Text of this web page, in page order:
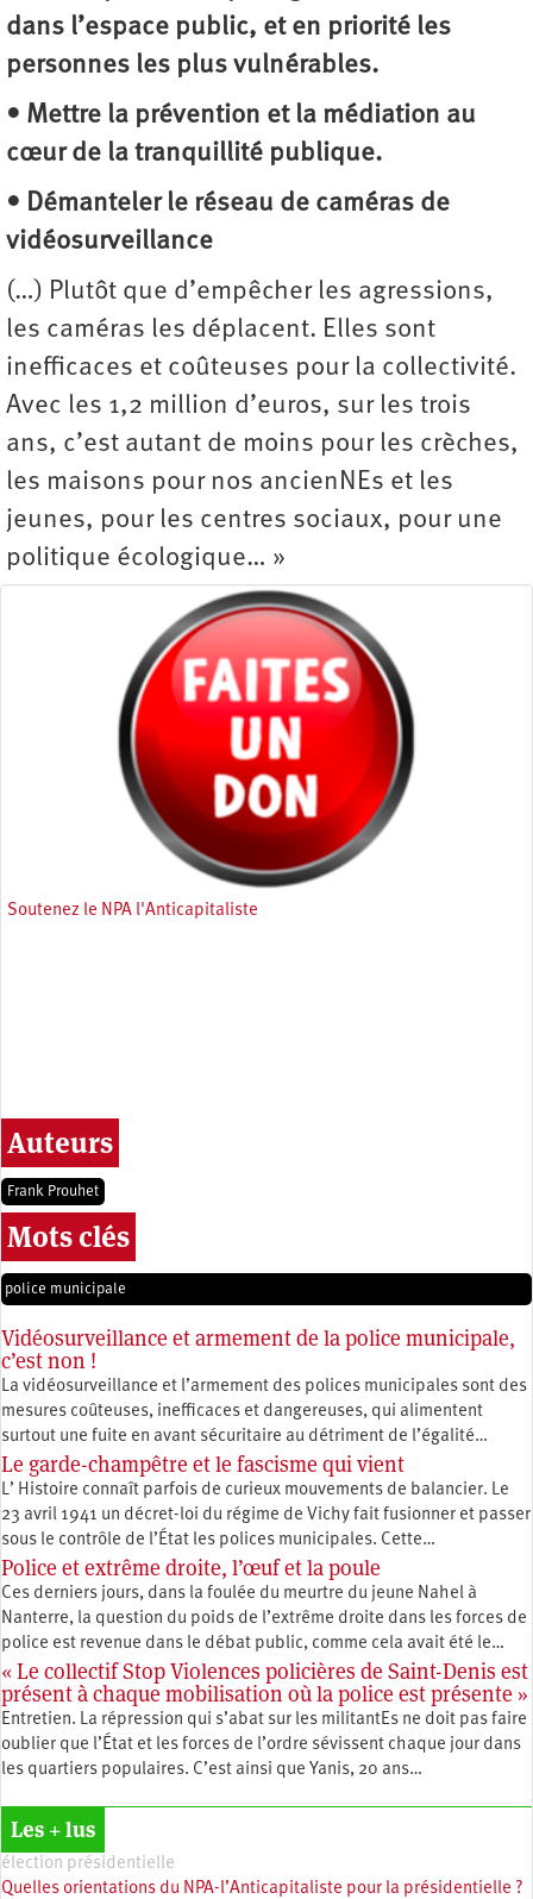
dans l’espace public, et en priorité les
personnes les plus vulnérables.
• Mettre la prévention et la médiation au
cœur de la tranquillité publique.
• Démanteler le réseau de caméras de
vidéosurveillance
(…) Plutôt que d’empêcher les agressions,
les caméras les déplacent. Elles sont
inefficaces et coûteuses pour la collectivité.
Avec les 1,2 million d’euros, sur les trois
ans, c’est autant de moins pour les crèches,
les maisons pour nos ancienNEs et les
jeunes, pour les centres sociaux, pour une
politique écologique… »
Soutenez le NPA l'Anticapitaliste
Auteurs
Frank Prouhet
Mots clés
police municipale
Vidéosurveillance et armement de la police municipale,
c’est non !
La vidéosurveillance et l’armement des polices municipales sont des
mesures coûteuses, inefficaces et dangereuses, qui alimentent
surtout une fuite en avant sécuritaire au détriment de l’égalité…
Le garde-champêtre et le fascisme qui vient
L’ Histoire connaît parfois de curieux mouvements de balancier. Le
23 avril 1941 un décret-loi du régime de Vichy fait fusionner et passer
sous le contrôle de l’État les polices municipales. Cette…
Police et extrême droite, l’œuf et la poule
Ces derniers jours, dans la foulée du meurtre du jeune Nahel à
Nanterre, la question du poids de l’extrême droite dans les forces de
police est revenue dans le débat public, comme cela avait été le…
« Le collectif Stop Violences policières de Saint-Denis est
présent à chaque mobilisation où la police est présente »
Entretien. La répression qui s’abat sur les militantEs ne doit pas faire
oublier que l’État et les forces de l’ordre sévissent chaque jour dans
les quartiers populaires. C’est ainsi que Yanis, 20 ans…
Les + lus
élection présidentielle
Quelles orientations du NPA-l’Anticapitaliste pour la présidentielle ?